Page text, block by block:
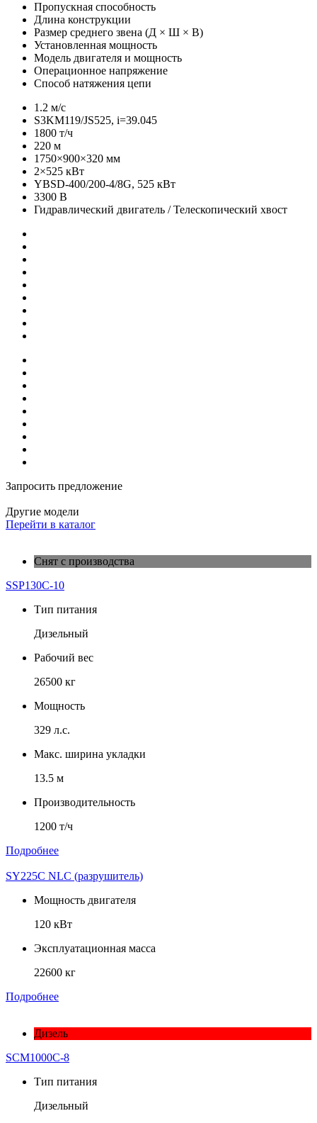
Пропускная способность
Длина конструкции
Размер среднего звена (Д × Ш × В)
Установленная мощность
Модель двигателя и мощность
Операционное напряжение
Способ натяжения цепи
1.2 м/с
S3KM119/JS525, i=39.045
1800 т/ч
220 м
1750×900×320 мм
2×525 кВт
YBSD-400/200-4/8G, 525 кВт
3300 В
Гидравлический двигатель / Телескопический хвост
Запросить предложение
Другие модели
Перейти в каталог
Снят с производства
SSP130C-10
Тип питания
Дизельный
Рабочий вес
26500 кг
Мощность
329 л.с.
Макс. ширина укладки
13.5 м
Производительность
1200 т/ч
Подробнее
SY225C NLC (разрушитель)
Мощность двигателя
120 кВт
Эксплуатационная масса
22600 кг
Подробнее
Дизель
SCM1000C-8
Тип питания
Дизельный